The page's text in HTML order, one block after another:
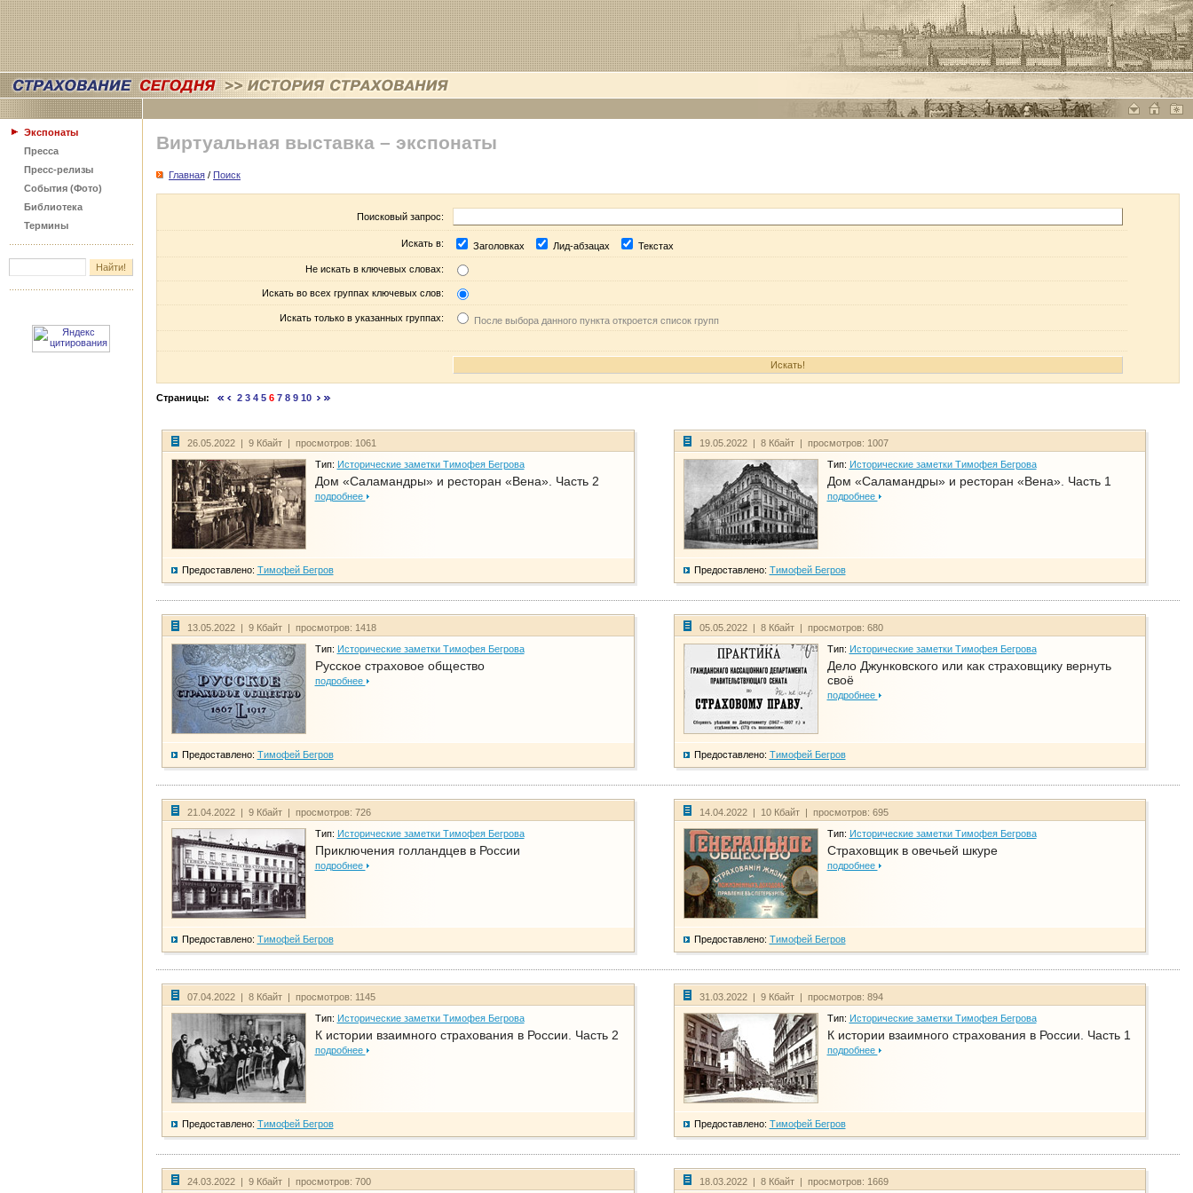
Экспонаты
Пресса
Пресс-релизы
События (Фото)
Библиотека
Термины
Виртуальная выставка – экспонаты
Главная / Поиск
Поисковый запрос:
Искать в: Заголовках Лид-абзацах Текстах
Не искать в ключевых словах:
Искать во всех группах ключевых слов:
Искать только в указанных группах: После выбора данного пункта откроется список групп
Страницы: 2 3 4 5 6 7 8 9 10
26.05.2022 | 9 Кбайт | просмотров: 1061
Тип: Исторические заметки Тимофея Бегрова
Дом «Саламандры» и ресторан «Вена». Часть 2
подробнее
Предоставлено: Тимофей Бегров
19.05.2022 | 8 Кбайт | просмотров: 1007
Тип: Исторические заметки Тимофея Бегрова
Дом «Саламандры» и ресторан «Вена». Часть 1
подробнее
Предоставлено: Тимофей Бегров
13.05.2022 | 9 Кбайт | просмотров: 1418
Тип: Исторические заметки Тимофея Бегрова
Русское страховое общество
подробнее
Предоставлено: Тимофей Бегров
05.05.2022 | 8 Кбайт | просмотров: 680
Тип: Исторические заметки Тимофея Бегрова
Дело Джунковского или как страховщику вернуть
своё
подробнее
Предоставлено: Тимофей Бегров
21.04.2022 | 9 Кбайт | просмотров: 726
Тип: Исторические заметки Тимофея Бегрова
Приключения голландцев в России
подробнее
Предоставлено: Тимофей Бегров
14.04.2022 | 10 Кбайт | просмотров: 695
Тип: Исторические заметки Тимофея Бегрова
Страховщик в овечьей шкуре
подробнее
Предоставлено: Тимофей Бегров
07.04.2022 | 8 Кбайт | просмотров: 1145
Тип: Исторические заметки Тимофея Бегрова
К истории взаимного страхования в России. Часть 2
подробнее
Предоставлено: Тимофей Бегров
31.03.2022 | 9 Кбайт | просмотров: 894
Тип: Исторические заметки Тимофея Бегрова
К истории взаимного страхования в России. Часть 1
подробнее
Предоставлено: Тимофей Бегров
24.03.2022 | 9 Кбайт | просмотров: 700 18.03.2022 | 8 Кбайт | просмотров: 1669